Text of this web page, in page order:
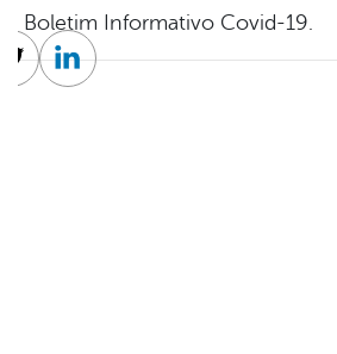
Boletim Informativo Covid-19.
TwitterLinkedin